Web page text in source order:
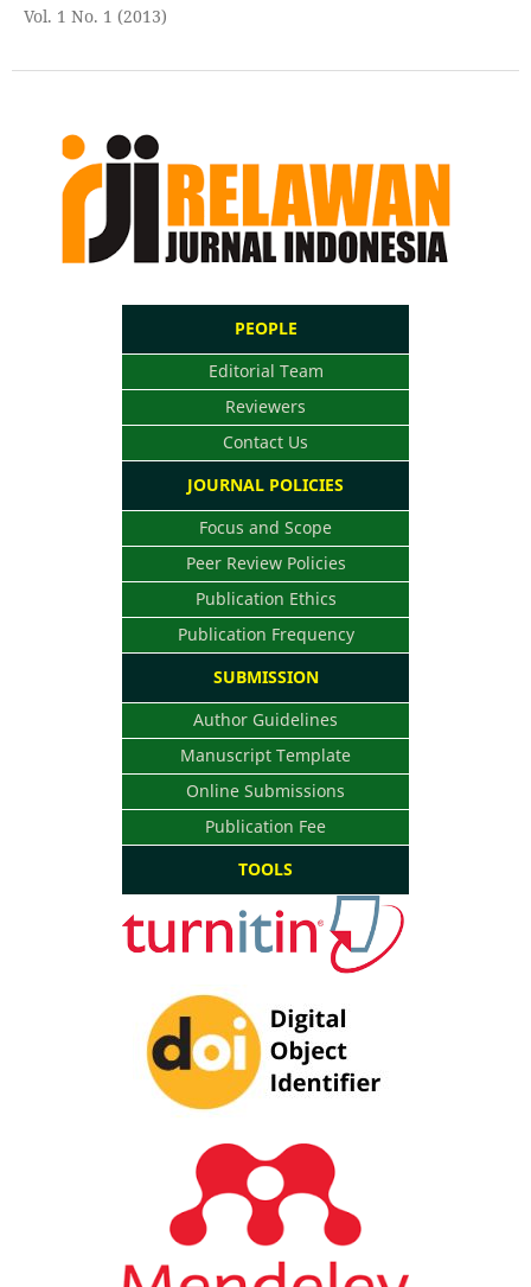
Vol. 1 No. 1 (2013)
PEOPLE
Editorial Team
Reviewers
Contact Us
JOURNAL POLICIES
Focus and Scope
Peer Review Policies
Publication Ethics
Publication Frequency
SUBMISSION
Author Guidelines
Manuscript Template
Online Submissions
Publication Fee
TOOLS